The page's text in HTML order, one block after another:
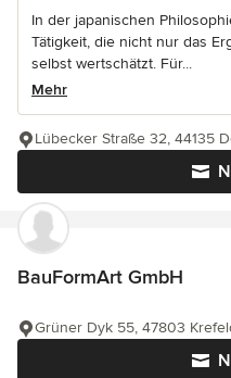
In der japanischen
Tätigkeit, die nicht nur das
selbst wertschätzt. Für...
Mehr
Lübecker Straße 32, 44135
BauFormArt GmbH
Grüner Dyk 55, 47803